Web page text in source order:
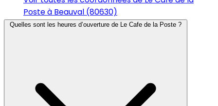
Poste à Beauval (80630)
Quelles sont les heures d’ouverture de Le Cafe de la Poste ?